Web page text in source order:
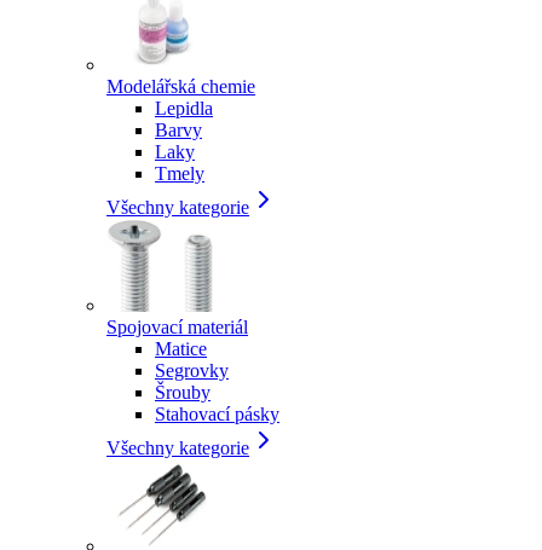
Modelářská chemie
Lepidla
Barvy
Laky
Tmely
Všechny kategorie
Spojovací materiál
Matice
Segrovky
Šrouby
Stahovací pásky
Všechny kategorie